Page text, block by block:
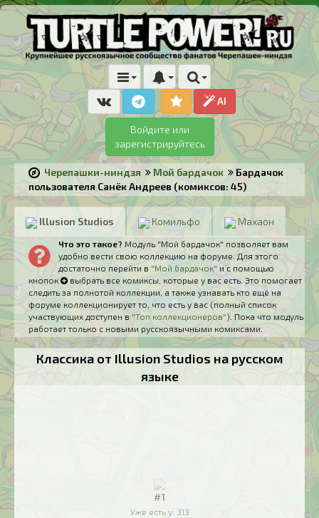
AI
Войдите или
зарегистрируйтесь
Черепашки-ниндзя Мой бардачок
Бардачок
пользователя Санёк Андреев (комиксов: 45)
Illusion Studios Комильфо Махаон
Что это такое? Модуль "Мой бардачок" позволяет вам
удобно вести свою коллекцию на форуме. Для этого
достаточно перейти в "Мой бардачок" и с помощью
кнопок
выбрать все комиксы, которые у вас есть. Это помогает
следить за полнотой коллекции, а также узнавать кто ещё на
форуме коллекционирует то, что есть у вас (полный список
участвующих доступен в "Топ коллекционеров"). Пока что модуль
работает только с новыми русскоязычными комиксами.
Классика от Illusion Studios на русском
языке
#1
Уже есть у: 313